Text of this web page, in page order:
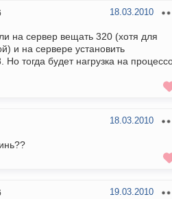
18.03.2010
на сервер вещать 320 (хотя для
и на сервере установить
тогда будет нагрузка на
18.03.2010
19.03.2010